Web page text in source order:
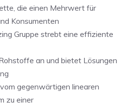
die einen Mehrwert für
Konsumenten
Gruppe strebt eine effiziente
an und bietet Lösungen
gegenwärtigen linearen
zu einer